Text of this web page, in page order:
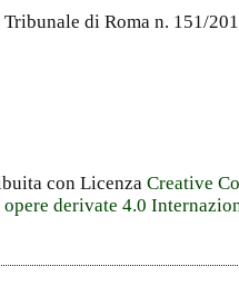
di Roma n. 151/
con Licenza Creative
derivate 4.0